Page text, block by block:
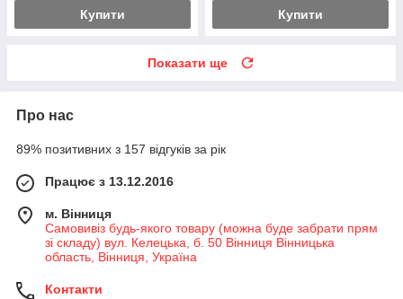
Купити Купити
Показати ще
Про нас
89% позитивних з 157 відгуків за рік
Працює з 13.12.2016
м. Вінниця
Самовивіз будь-якого товару (можна буде забрати прям
зі складу) вул. Келецька, б. 50 Вінниця Вінницька
область, Вінниця, Україна
Контакти